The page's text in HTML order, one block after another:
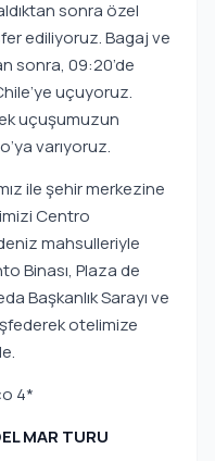
sonra özel
ediliyoruz. Bagaj ve
sonra, 09:20’de
uçuyoruz.
uçuşumuzun
varıyoruz.
ile şehir merkezine
Centro
mahsulleriyle
Binası, Plaza de
Başkanlık Sarayı ve
otelimize
4*
MAR TURU